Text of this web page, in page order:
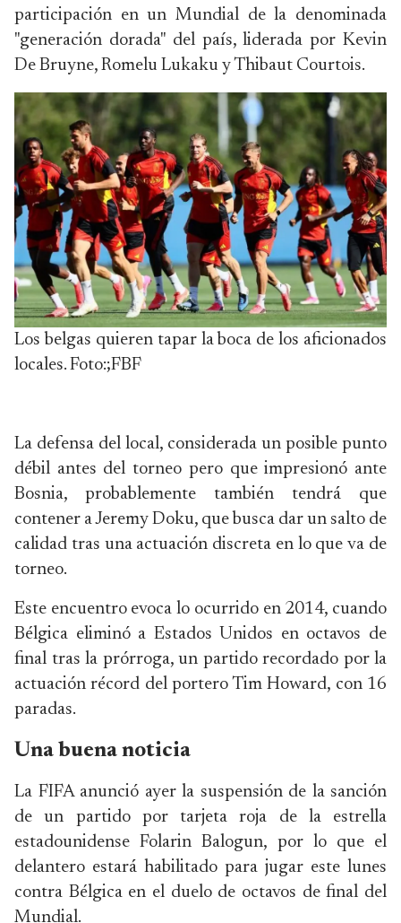
participación en un Mundial de la denominada
"generación dorada" del país, liderada por Kevin
De Bruyne, Romelu Lukaku y Thibaut Courtois.
Los belgas quieren tapar la boca de los aficionados
locales. Foto:;FBF
La defensa del local, considerada un posible punto
débil antes del torneo pero que impresionó ante
Bosnia, probablemente también tendrá que
contener a Jeremy Doku, que busca dar un salto de
calidad tras una actuación discreta ‌en lo que va de
torneo.
Este encuentro evoca lo ocurrido en 2014, cuando
Bélgica eliminó a Estados Unidos en octavos de
final tras la prórroga, un partido recordado por la
actuación récord del portero Tim Howard, con 16
‌paradas.
Una buena noticia
La FIFA anunció ayer la suspensión de la sanción
de un partido por tarjeta roja de la estrella
estadounidense Folarin Balogun, por lo que el
delantero estará habilitado para jugar este lunes
contra Bélgica en el duelo de octavos de final del
Mundial.